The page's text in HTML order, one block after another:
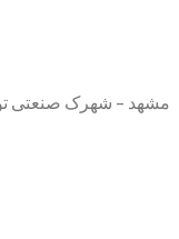
مشهد - شهرک صنعتی